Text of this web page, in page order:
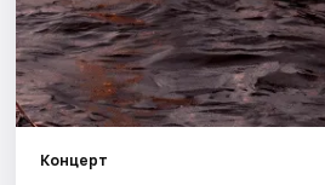
Концерт